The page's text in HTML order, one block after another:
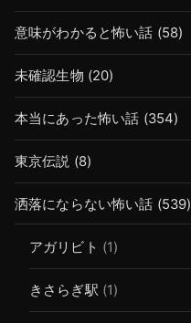
意味がわかると怖い話 (58)
未確認生物 (20)
本当にあった怖い話 (354)
東京伝説 (8)
洒落にならない怖い話 (539)
アガリビト (1)
きさらぎ駅 (1)